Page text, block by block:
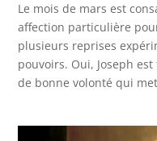
Le mois de mars est
affection particulière
plusieurs reprises
pouvoirs. Oui, Joseph
de bonne volonté qui